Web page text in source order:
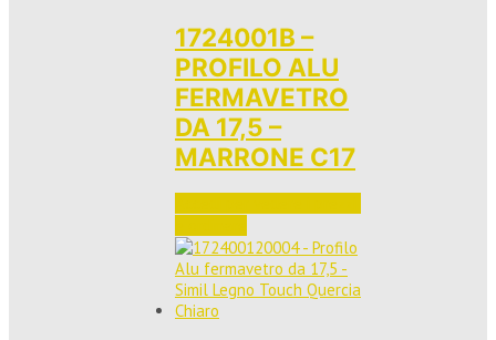
1724001B –
PROFILO ALU
FERMAVETRO
DA 17,5 –
MARRONE C17